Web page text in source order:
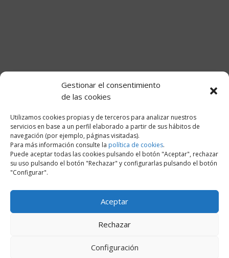
Gestionar el consentimiento
de las cookies
Utilizamos cookies propias y de terceros para analizar nuestros
servicios en base a un perfil elaborado a partir de sus hábitos de
navegación (por ejemplo, páginas visitadas).
Para más información consulte la política de cookies.
Puede aceptar todas las cookies pulsando el botón "Aceptar", rechazar
su uso pulsando el botón "Rechazar" y configurarlas pulsando el botón
"Configurar".
Aceptar
Rechazar
Configuración